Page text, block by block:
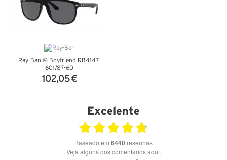
Ray-Ban ® Boyfriend RB4147-
601/87-60
102,05 €
Excelente
Baseado em 6440 resenhas
Veja alguns dos comentários aqui.